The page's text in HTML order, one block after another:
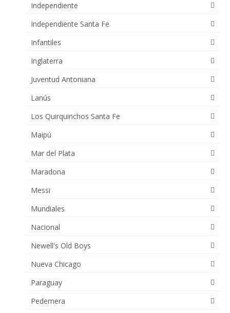
Independiente
Independiente Santa Fe
Infantiles
Inglaterra
Juventud Antoniana
Lanús
Los Quirquinchos Santa Fe
Maipú
Mar del Plata
Maradona
Messi
Mundiales
Nacional
Newell's Old Boys
Nueva Chicago
Paraguay
Pedernera